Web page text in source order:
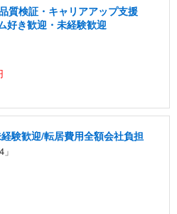
質検証・キャリアアップ支援
好き歓迎・未経験歓迎
験歓迎/転居費用全額会社負担